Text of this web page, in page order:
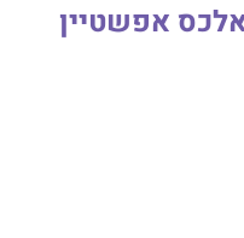
אפשטיין